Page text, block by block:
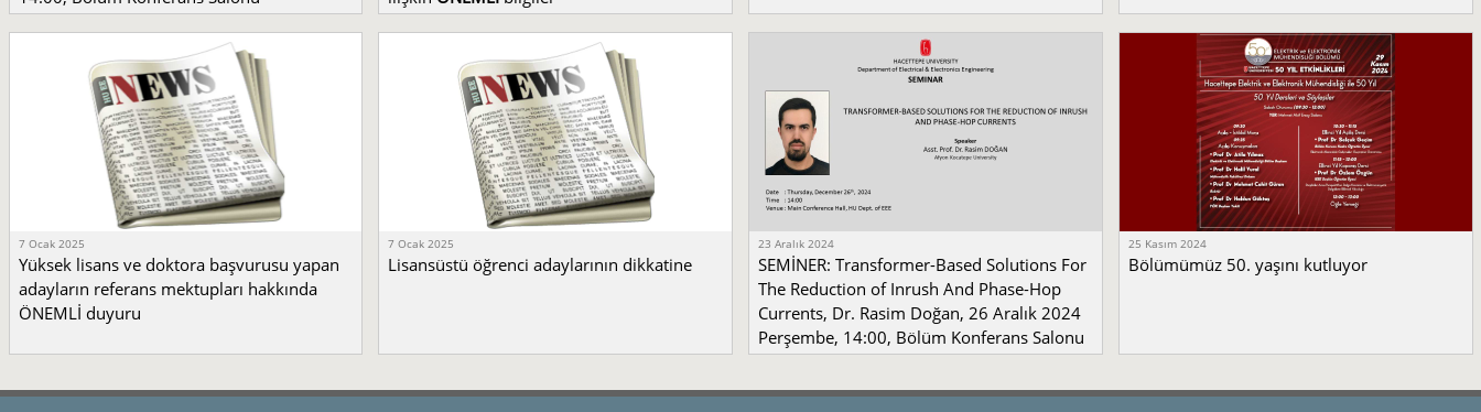
7 Ocak 2025
Yüksek lisans ve doktora başvurusu yapan
adayların referans mektupları hakkında
ÖNEMLİ duyuru
7 Ocak 2025
Lisansüstü öğrenci adaylarının dikkatine
23 Aralık 2024
SEMİNER: Transformer-Based Solutions For
The Reduction of Inrush And Phase-Hop
Currents, Dr. Rasim Doğan, 26 Aralık 2024
Perşembe, 14:00, Bölüm Konferans Salonu
25 Kasım 2024
Bölümümüz 50. yaşını kutluyor